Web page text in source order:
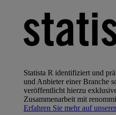
Statista R identifiziert und
und Anbieter einer Branche
veröffentlicht hierzu
Zusammenarbeit mit
Erfahren Sie mehr auf